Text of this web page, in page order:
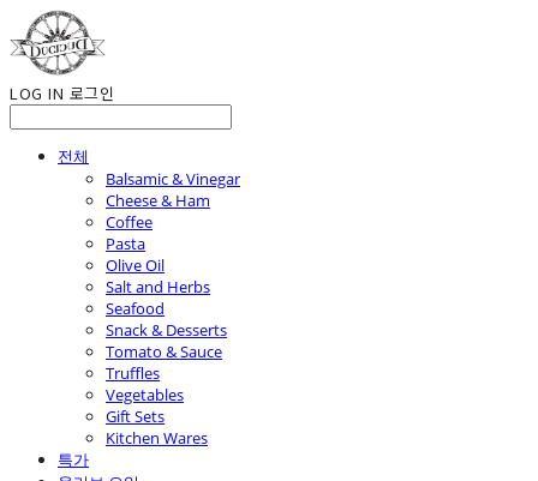
LOG IN 로그인
전체
Balsamic & Vinegar
Cheese & Ham
Coffee
Pasta
Olive Oil
Salt and Herbs
Seafood
Snack & Desserts
Tomato & Sauce
Truffles
Vegetables
Gift Sets
Kitchen Wares
특가